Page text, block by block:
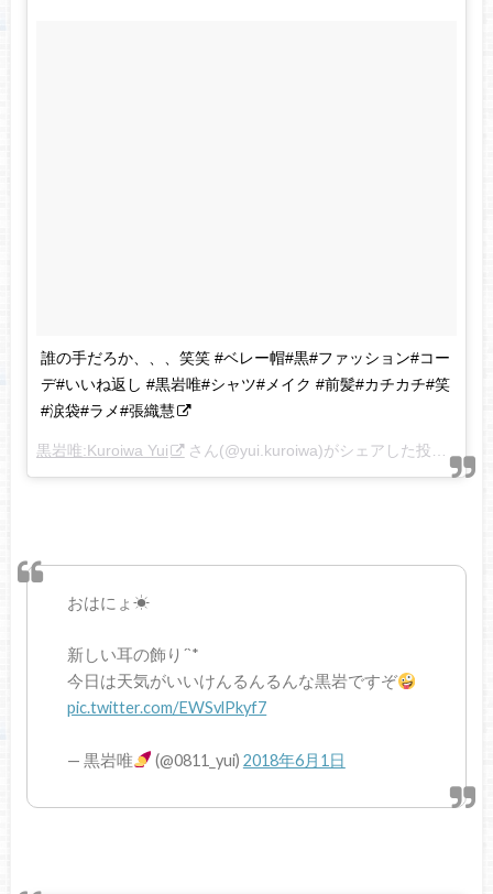
誰の手だろか、、、笑笑 #ベレー帽#黒#ファッション#コー
デ#いいね返し #黒岩唯#シャツ#メイク #前髪#カチカチ#笑
#涙袋#ラメ#張織慧
黒岩唯:Kuroiwa Yui さん(@yui.kuroiwa)がシェアした投稿 –
おはにょ☀︎
新しい耳の飾り´`*
今日は天気がいいけんるんるんな黒岩ですぞ
pic.twitter.com/EWSvlPkyf7
— 黒岩唯 (@0811_yui) 2018年6月1日